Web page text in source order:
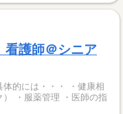
看護師＠シニア
・服薬管理 ・医師の指